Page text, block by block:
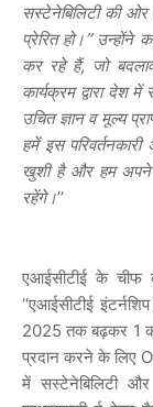
सस्टेनेबिलिटी की ओर
प्रेरित हो।’’
कर रहे हैं, जो
कार्यक्रम द्वारा देश
उचित ज्ञान व मूल्य
हमें इस
खुशी है और हम अपने
रहेंगे।’’
एआईसीटीई के चीफ
‘‘एआईसीटीई
2025 तक बढ़कर 1
प्रदान करने के लिए
में सस्टेनेबिलिटी